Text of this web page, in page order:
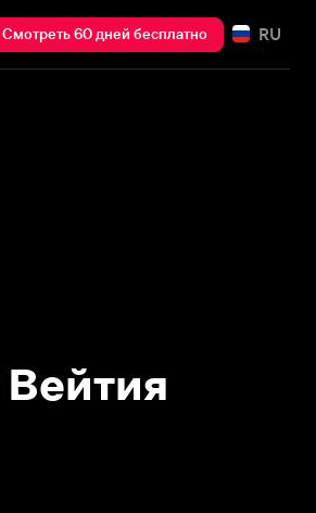
Смотреть 60 дней бесплатно RU